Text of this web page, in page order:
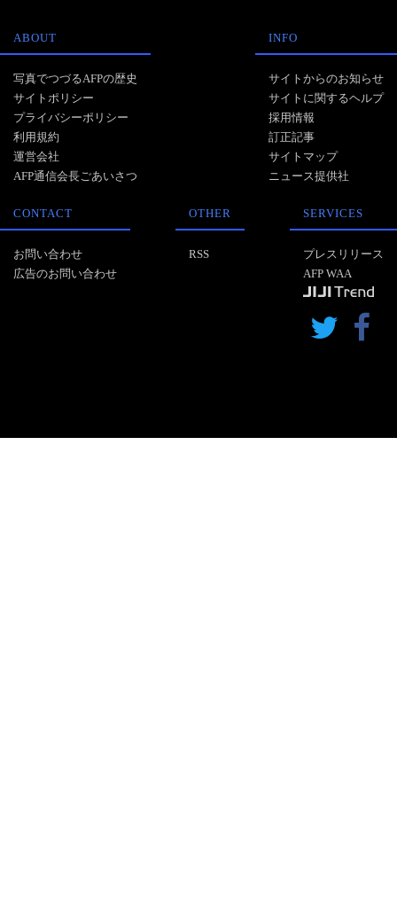
ABOUT
写真でつづるAFPの歴史
サイトポリシー
プライバシーポリシー
利用規約
運営会社
AFP通信会長ごあいさつ
INFO
サイトからのお知らせ
サイトに関するヘルプ
採用情報
訂正記事
サイトマップ
ニュース提供社
CONTACT
お問い合わせ
広告のお問い合わせ
OTHER
RSS
SERVICES
プレスリリース
AFP WAA